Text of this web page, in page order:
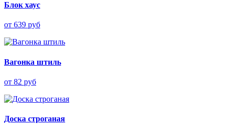
Блок хаус
от 639 руб
Вагонка штиль
от 82 руб
Доска строганая